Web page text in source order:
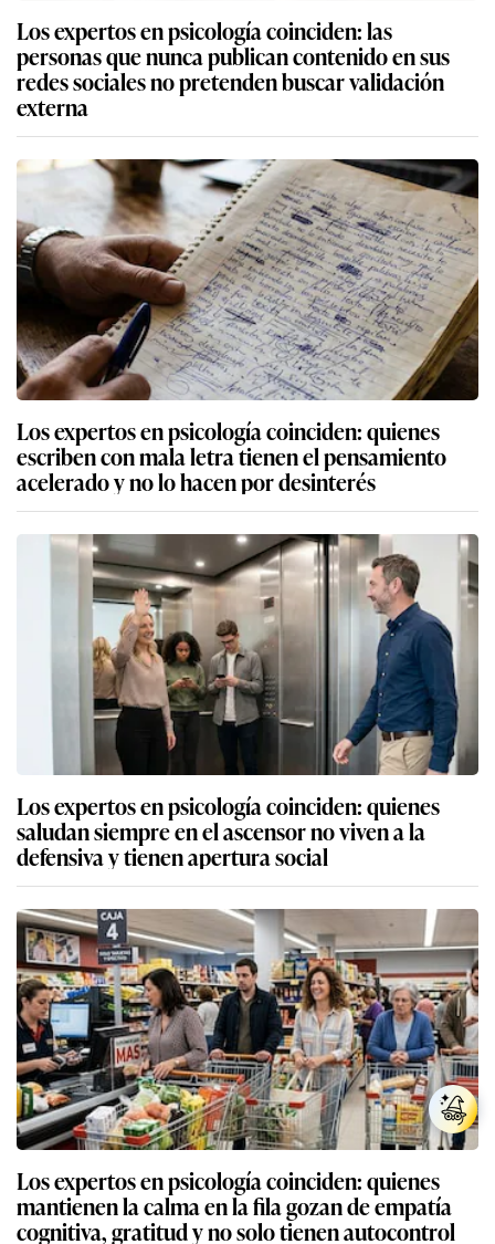
Los expertos en psicología coinciden: las
personas que nunca publican contenido en sus
redes sociales no pretenden buscar validación
externa
Los expertos en psicología coinciden: quienes
escriben con mala letra tienen el pensamiento
acelerado y no lo hacen por desinterés
Los expertos en psicología coinciden: quienes
saludan siempre en el ascensor no viven a la
defensiva y tienen apertura social
Los expertos en psicología coinciden: quienes
mantienen la calma en la fila gozan de empatía
cognitiva, gratitud y no solo tienen autocontrol